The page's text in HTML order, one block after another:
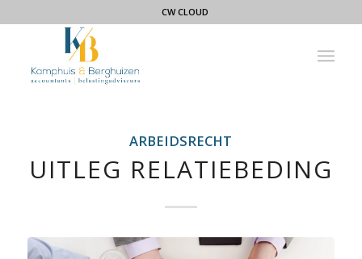
CW CLOUD
ARBEIDSRECHT
UITLEG RELATIEBEDING